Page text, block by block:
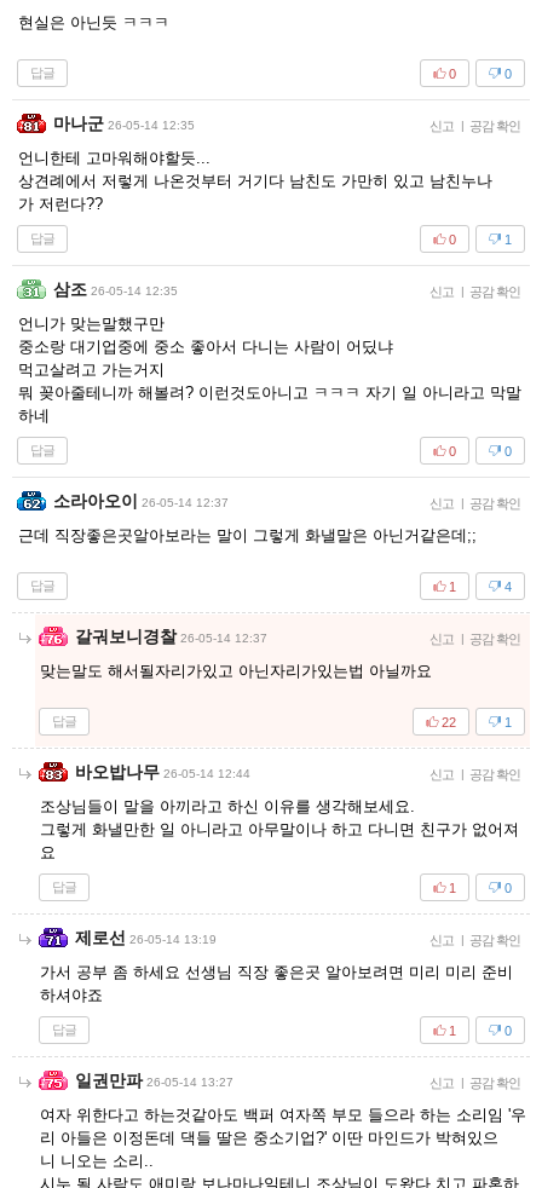
현실은 아닌듯 ㅋㅋㅋ
답글 0
0
마나군 26-05-14 12:35 신고 | 공감 확인
언니한테 고마워해야할듯...
상견례에서 저렇게 나온것부터 거기다 남친도 가만히 있고 남친누나
가 저런다??
답글 1
0
삼조 26-05-14 12:35 신고 | 공감 확인
언니가 맞는말했구만
중소랑 대기업중에 중소 좋아서 다니는 사람이 어딨냐
먹고살려고 가는거지
뭐 꽂아줄테니까 해볼려? 이런것도아니고 ㅋㅋㅋ 자기 일 아니라고 막말
하네
답글 0
0
소라아오이 26-05-14 12:37 신고 | 공감 확인
근데 직장좋은곳알아보라는 말이 그렇게 화낼말은 아닌거같은데;;
답글 4
1
갈궈보니경찰 26-05-14 12:37 신고 | 공감 확인
맞는말도 해서될자리가있고 아닌자리가있는법 아닐까요
답글 1
22
바오밥나무 26-05-14 12:44 신고 | 공감 확인
조상님들이 말을 아끼라고 하신 이유를 생각해보세요.
그렇게 화낼만한 일 아니라고 아무말이나 하고 다니면 친구가 없어져
요
답글 0
1
제로선 26-05-14 13:19 신고 | 공감 확인
가서 공부 좀 하세요 선생님 직장 좋은곳 알아보려면 미리 미리 준비
하셔야죠
답글 0
1
일권만파 26-05-14 13:27 신고 | 공감 확인
여자 위한다고 하는것같아도 백퍼 여자쪽 부모 들으라 하는 소리임 '우
리 아들은 이정돈데 댁들 딸은 중소기업?' 이딴 마인드가 박혀있으
니 니오는 소리..
시누 될 사람도 애미랑 보나마나일테니 조상님이 도왔다 치고 파혼하